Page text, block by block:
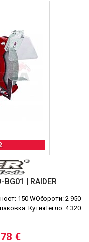
| RAIDER
150 WОбороти: 2 950
КутияТегло: 4.320
€